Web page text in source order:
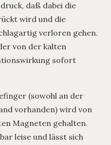
daß dabei die
wird und die
verloren gehen.
von der kalten
sofort
(sowohl an der
vorhanden) wird von
Magneten gehalten.
leise und lässt sich